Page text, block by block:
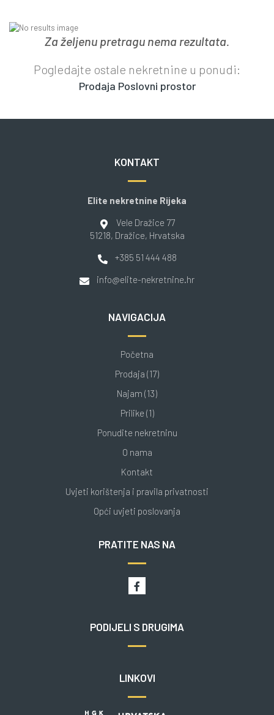
Za željenu pretragu nema rezultata.
Pogledajte ostale nekretnine u ponudi:
Prodaja Poslovni prostor
KONTAKT
Elite nekretnine Rijeka
Vele Dražice 77
51218, Dražice, Hrvatska
+385 51 444 488
info@elite-nekretnine.hr
NAVIGACIJA
Početna
Prodaja (17)
Najam (13)
Prilike (1)
Ponudite nekretninu
O nama
Kontakt
Uvjeti korištenja i pravila privatnosti
Opći uvjeti poslovanja
PRATITE NAS NA
PODIJELI S DRUGIMA
LINKOVI